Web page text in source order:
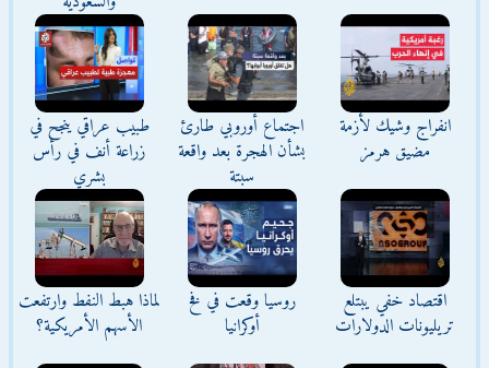
انفراج وشيك لأزمة
مضيق هرمز
اجتماع أوروبي طارئ
بشأن الهجرة بعد واقعة
سبتة
طبيب عراقي ينجح في
زراعة أنف في رأس
بشري
اقتصاد خفي يبتلع
تريليونات الدولارات
روسيا وقعت في فخ
أوكرانيا
لماذا هبط النفط وارتفعت
الأسهم الأمريكية؟